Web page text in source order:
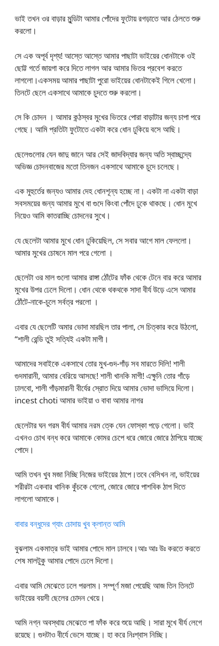
ভাই তখন ওর বাড়ার মুন্ডিটা আমার পোঁদের ফুটোয় রগড়াতে আর ঠেলতে শুরু
করলো।
সে এক অপূর্ব দৃশ্য! আস্তে আস্তে আমার পাছাটা ভাইয়ের ধোনটাকে ওই
ছোট্ট গর্তে জায়গা করে দিতে লাগল আর আমার ভিতর প্রবেশ করতে
লাগলো।একসময় আমার পাছাটা পুরো ভাইয়ের ধোনটাকেই গিলে খেলো।
তিনটে ছেলে একসাথে আমাকে চুদতে শুরু করলো।
সে কি চোদন । আমার কন্ঠস্বর মুখের ভিতরে পোরা বাড়াটার জন্য চাপা পরে
গেছে। আমি প্রতিটা ফুটোতে একটা করে ধোন ঢুকিয়ে বসে আছি।
ছেলেগুলোর যেন জাদু জানে আর সেই জাদবিদ্যার জন্য অতি স্বাচ্ছন্দ্যে
অভিজ্ঞ চোদনবাজের মতো তিনজন একসাথে আমাকে চুদে চলেছে।
এক মুহুর্তের জন্যও আমার দেহ ধোনশূন্য হচ্ছে না। একটা না একটা বাড়া
সবসময়ের জন্য আমার মুখে বা গুদে কিংবা পোঁদে ঢুকে থাকছে। ধোন মুখে
নিয়েও আমি কাতরাচ্ছি চোদনের সুখে।
যে ছেলেটা আমার মুখে ধোন ঢুকিয়েছিল, সে সবার আগে মাল ফেললো।
আমার মুখের চোষনে মাল পরে গেলো ।
ছেলেটা ওর মাল গুলো আমার রাঙ্গা ঠোঁটের ফাঁক থেকে টেনে বার করে আমার
মুখের উপর ঢেলে দিলো। ধোন থেকে থকথকে সাদা বীর্য উড়ে এসে আমার
ঠোঁটে-নাকে-চুলে সর্বত্র পরলো ।
এবার যে ছেলেটি অমার ভোদা মারছিল তার পালা, সে চিত্কার করে উঠলো,
“শালী রেন্ডি তুই সত্যিই একটা মাগী।
আমাদের সবাইকে একসাথে তোর মুখ-গুদ-গাঁড় সব মারতে দিলি! শালী
গুদমারানী, আমার বেরিয়ে আসছে! শালী খানকি মাগী! এক্ষুনি তোর গাঁড়ে
ঢালবো, শালী গাঁড়মারানী বীর্যের স্রোত দিয়ে আমার ভোদা ভাসিয়ে দিলো।
incest choti আমার ভাইয়া ও বাবা আমার নাগর
ছেলেটার ঘন গরম বীর্য আমার নরম ত্কে যেন ফোস্কা পড়ে গেলো। ভাই
এখনও চোখ বন্ধ করে আমাকে কোমর চেপে ধরে জোরে জোরে ঠাপিয়ে যাচ্ছে
পোদে।
আমি তখন খুব মজা নিচ্ছি নিজের ভাইয়ের ঠাপে।তবে বেসিখন না, ভাইয়ের
শরীরটা একবার খানিক কুঁচকে গেলো, জোরে জোরে পাশবিক ঠাপ দিতে
লাগলো আমাকে।
বাবার বন্ধুদের গ্যাং চোদায় খুব ক্লান্ত আমি
বুঝলাম একমাত্র ভাই আমার পোদে মাল ঢালবে।আঃ আঃ উঃ করতে করতে
শেষ মালটুকু আমার পোদে ঢেলে দিলো।
এবার আমি মেঝেতে ঢলে পরলাম। সম্পূর্ণ মজা পেয়েছি আজ তিন তিনটে
ভাইয়ের বয়সী ছেলের চোদন খেয়ে।
আমি নগ্ন অবস্থায় মেঝেতে পা ফাঁক করে শুয়ে আছি। সারা মুখে বীর্য লেগে
রয়েছে। গুদটাও বীর্যে ভেসে যাচ্ছে। হা করে নিঃশ্বাস নিচ্ছি।